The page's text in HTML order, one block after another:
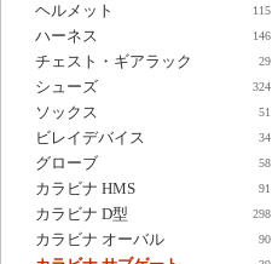
ヘルメット
115
ハーネス 146
チェスト・ギアラック 29
シューズ 324
ソックス 51
ビレイデバイス 34
グローブ 58
カラビナ HMS 91
カラビナ D型 298
カラビナ オーバル 90